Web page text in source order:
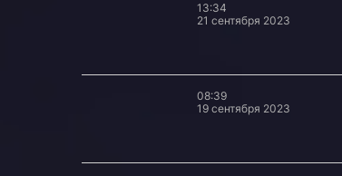
13:34
21 сентября 2023
08:39
19 сентября 2023